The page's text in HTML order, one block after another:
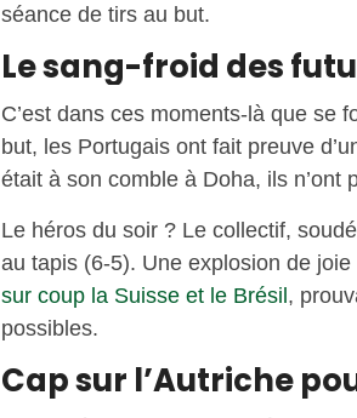
séance de tirs au but.
Le sang-froid des
C’est dans ces moments-là que se
but, les Portugais ont fait preuve
était à son comble à Doha, ils n’ont
Le héros du soir ? Le collectif,
au tapis (6-5). Une explosion de
sur coup la Suisse et le Brésil,
possibles.
Cap sur l’Autriche